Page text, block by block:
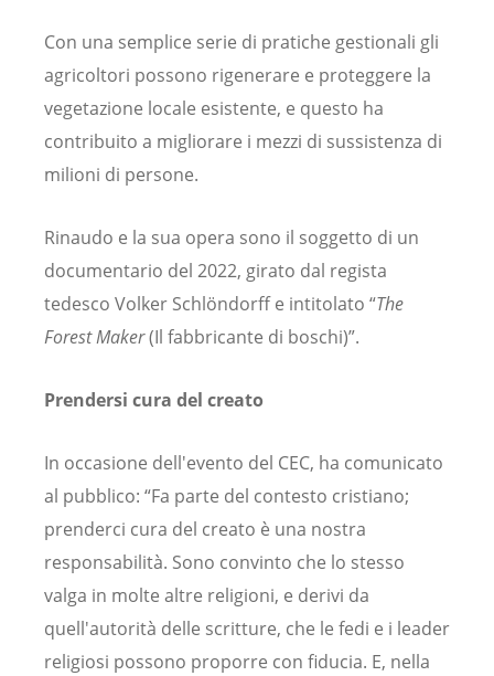
Con una semplice serie di pratiche gestionali gli
agricoltori possono rigenerare e proteggere la
vegetazione locale esistente, e questo ha
contribuito a migliorare i mezzi di sussistenza di
milioni di persone.
Rinaudo e la sua opera sono il soggetto di un
documentario del 2022, girato dal regista
tedesco Volker Schlöndorff e intitolato “The
Forest Maker(Il fabbricante di boschi)”.
Prendersi cura del creato
In occasione dell'evento del CEC, ha comunicato
al pubblico: “Fa parte del contesto cristiano;
prenderci cura del creato è una nostra
responsabilità. Sono convinto che lo stesso
valga in molte altre religioni, e derivi da
quell'autorità delle scritture, che le fedi e i leader
religiosi possono proporre con fiducia. E, nella